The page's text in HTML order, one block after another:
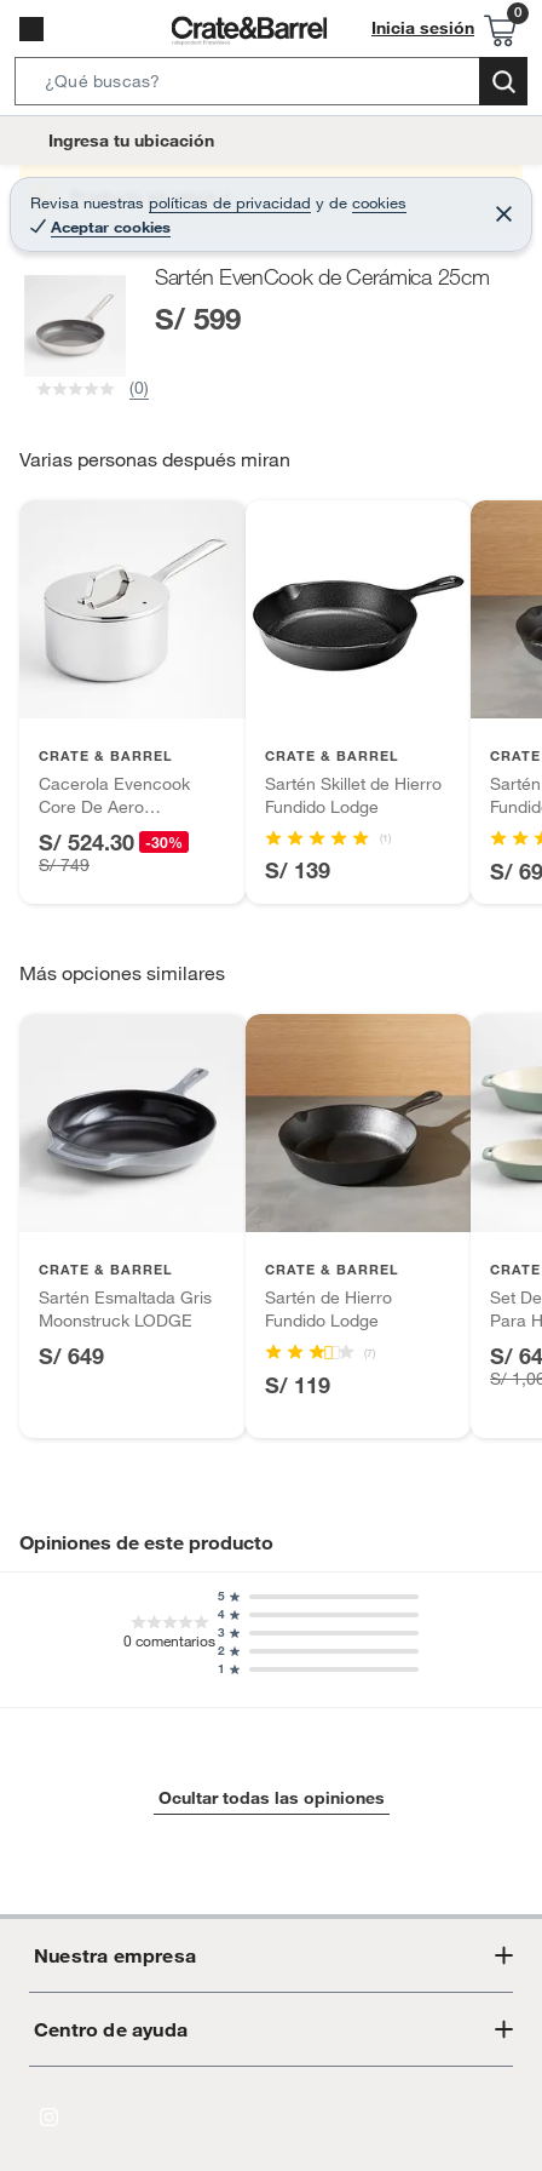
Inicia sesión
e
r
c
B
t
o
Ingresa tu ubicación
Revisa nuestras políticas de privacidad y de cookies
Aceptar cookies
C
e
r
Producto sin stock :(
Sartén EvenCook de Cerámica 25cm
S/ 599
(0)
Varias personas después miran
CRATE & BARREL
Cacerola Evencook
Core De Aero
Inoxidable
S/ 524.30 -30%
S/ 749
CRATE & BARREL
Sartén Skillet de Hierro
Fundido Lodge
(1)
S/ 139 S/
Más opciones similares
CRATE & BARREL
Sartén Esmaltada Gris
Moonstruck LODGE
S/ 649
CRATE & BARREL
Sartén de Hierro
Fundido Lodge
(7)
S/ 119
Set
Para
S/
S/
Opiniones de este producto
0comentarios
1
2
3
4
5
Ocultar todas las opiniones
Nuestra empresa
Acerca de Crate
Centro de ayuda